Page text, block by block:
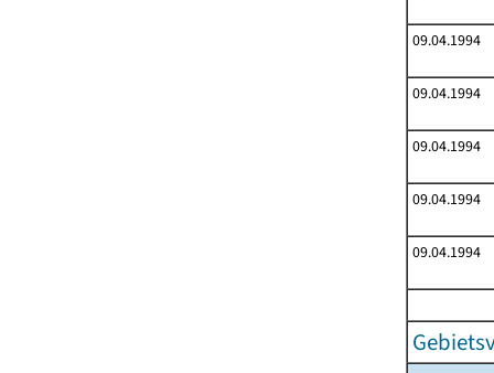
09.04.1994
09.04.1994
09.04.1994
09.04.1994
09.04.1994